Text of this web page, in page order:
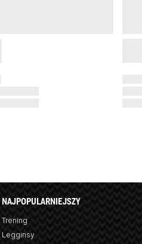
NAJPOPULARNIEJSZY
Trening
Legginsy